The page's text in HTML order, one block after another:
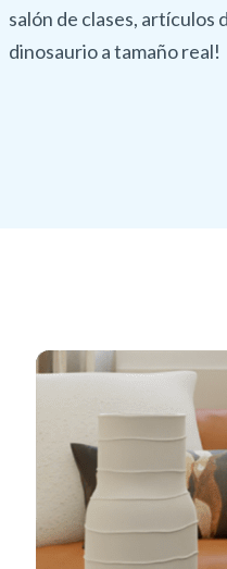
salón de clases, artículos
dinosaurio a tamaño real!